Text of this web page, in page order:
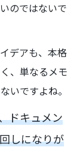
のではないで
デアも、本格
、単なるメモ
いですよね。
ドキュメン
しになりが